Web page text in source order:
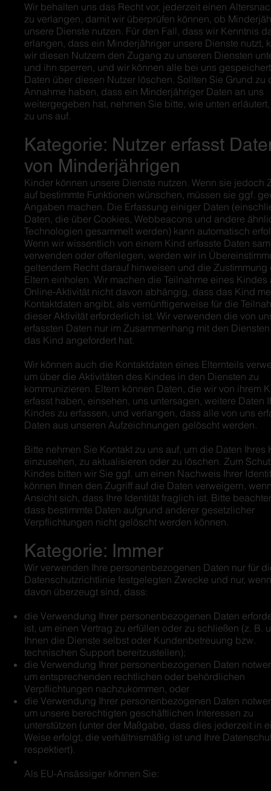
Wir behalten uns das Recht vor, jederzeit einen
zu verlangen, damit wir überprüfen können, ob
unsere Dienste nutzen. Für den Fall, dass wir Kenntnis
erlangen, dass ein Minderjähriger unsere Dienste nutzt,
wir diesen Nutzern den Zugang zu unseren Diensten
und ihn sperren, und wir können alle bei uns
Daten über diesen Nutzer löschen. Sollten Sie Grund zu
Annahme haben, dass ein Minderjähriger Daten an uns
weitergegeben hat, nehmen Sie bitte, wie unten
zu uns auf.
Kategorie: Nutzer erfasst
von Minderjährigen
Kinder können unsere Dienste nutzen. Wenn sie jedoch
auf bestimmte Funktionen wünschen, müssen sie ggf.
Angaben machen. Die Erfassung einiger Daten
Daten, die über Cookies, Webbeacons und andere
Technologien gesammelt werden) kann automatisch
Wenn wir wissentlich von einem Kind erfasste Daten
verwenden oder offenlegen, werden wir in
geltendem Recht darauf hinweisen und die Zustimmung
Eltern einholen. Wir machen die Teilnahme eines Kindes
Online-Aktivität nicht davon abhängig, dass das Kind
Kontaktdaten angibt, als vernünftigerweise für die
dieser Aktivität erforderlich ist. Wir verwenden die von
erfassten Daten nur im Zusammenhang mit den
das Kind angefordert hat.
Wir können auch die Kontaktdaten eines Elternteils
um über die Aktivitäten des Kindes in den Diensten zu
kommunizieren. Eltern können Daten, die wir von ihrem
erfasst haben, einsehen, uns untersagen, weitere Daten
Kindes zu erfassen, und verlangen, dass alle von uns
Daten aus unseren Aufzeichnungen gelöscht werden.
Bitte nehmen Sie Kontakt zu uns auf, um die Daten Ihres
einzusehen, zu aktualisieren oder zu löschen. Zum
Kindes bitten wir Sie ggf. um einen Nachweis Ihrer
können Ihnen den Zugriff auf die Daten verweigern,
Ansicht sich, dass Ihre Identität fraglich ist. Bitte
dass bestimmte Daten aufgrund anderer gesetzlicher
Verpflichtungen nicht gelöscht werden können.
Kategorie: Immer
Wir verwenden Ihre personenbezogenen Daten nur für
Datenschutzrichtlinie festgelegten Zwecke und nur,
davon überzeugt sind, dass:
die Verwendung Ihrer personenbezogenen Daten
ist, um einen Vertrag zu erfüllen oder zu schließen (z. B.
Ihnen die Dienste selbst oder Kundenbetreuung bzw.
technischen Support bereitzustellen);
die Verwendung Ihrer personenbezogenen Daten
um entsprechenden rechtlichen oder behördlichen
Verpflichtungen nachzukommen, oder
die Verwendung Ihrer personenbezogenen Daten
um unsere berechtigten geschäftlichen Interessen zu
unterstützen (unter der Maßgabe, dass dies jederzeit in
Weise erfolgt, die verhältnismäßig ist und Ihre
respektiert).
Als EU-Ansässiger können Sie: